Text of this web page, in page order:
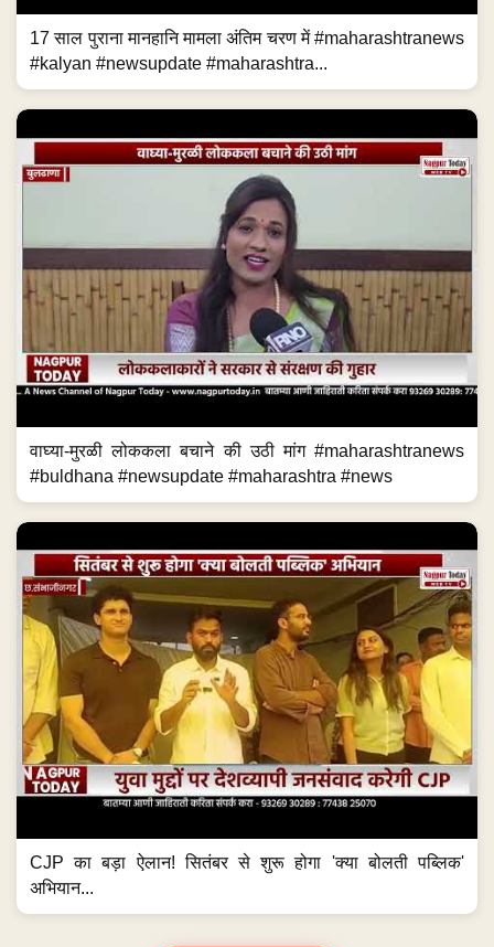
17 साल पुराना मानहानि मामला अंतिम चरण में #maharashtranews
#kalyan #newsupdate #maharashtra...
वाघ्या-मुरळी लोककला बचाने की उठी मांग #maharashtranews
#buldhana #newsupdate #maharashtra #news
CJP का बड़ा ऐलान! सितंबर से शुरू होगा 'क्या बोलती पब्लिक'
अभियान...